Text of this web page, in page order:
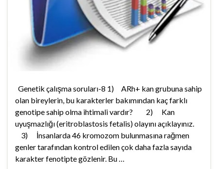
Genetik çalışma soruları-8 1) ARh+ kan grubuna sahip
olan bireylerin, bu karakterler bakımından kaç farklı
genotipe sahip olma ihtimali vardır? 2) Kan
uyuşmazlığı (eritroblastosis fetalis) olayını açıklayınız.
3) İnsanlarda 46 kromozom bulunmasına rağmen
genler tarafından kontrol edilen çok daha fazla sayıda
karakter fenotipte gözlenir. Bu …